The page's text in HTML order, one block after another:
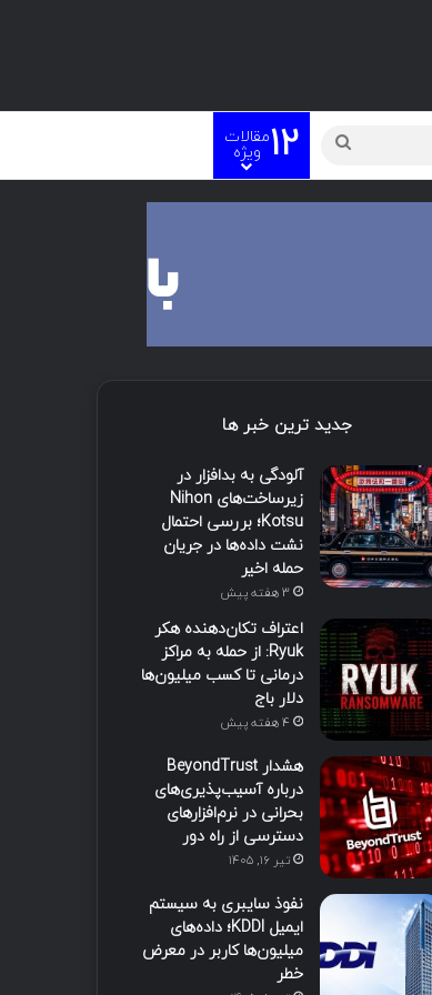
جستجو
برای
12مقالات
ویژه
جدید ترین خبر ها
آلودگی به بدافزار در
زیرساخت‌های Nihon
Kotsu؛ بررسی احتمال
نشت داده‌ها در جریان
حمله اخیر
3 هفته پیش
اعتراف تکان‌دهنده هکر
Ryuk: از حمله به مراکز
درمانی تا کسب میلیون‌ها
دلار باج
4 هفته پیش
هشدار BeyondTrust
درباره آسیب‌پذیری‌های
بحرانی در نرم‌افزارهای
دسترسی از راه دور
تیر ۱۶, ۱۴۰۵
نفوذ سایبری به سیستم
ایمیل KDDI؛ داده‌های
میلیون‌ها کاربر در معرض
خطر